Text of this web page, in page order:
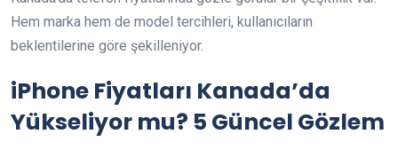
Hem marka hem de model tercihleri, kullanıcıların
beklentilerine göre şekilleniyor.
iPhone Fiyatları Kanada’da
Yükseliyor mu? 5 Güncel Gözlem